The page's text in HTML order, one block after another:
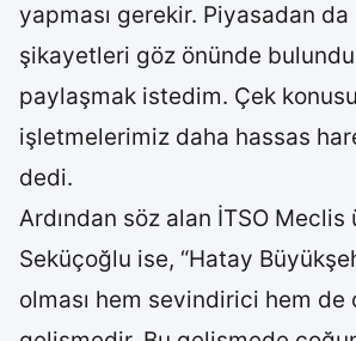
yapması gerekir. Piyasadan da
şikayetleri göz önünde
paylaşmak istedim. Çek
işletmelerimiz daha hassas
dedi.
Ardından söz alan İTSO
Seküçoğlu ise, “Hatay
olması hem sevindirici hem de